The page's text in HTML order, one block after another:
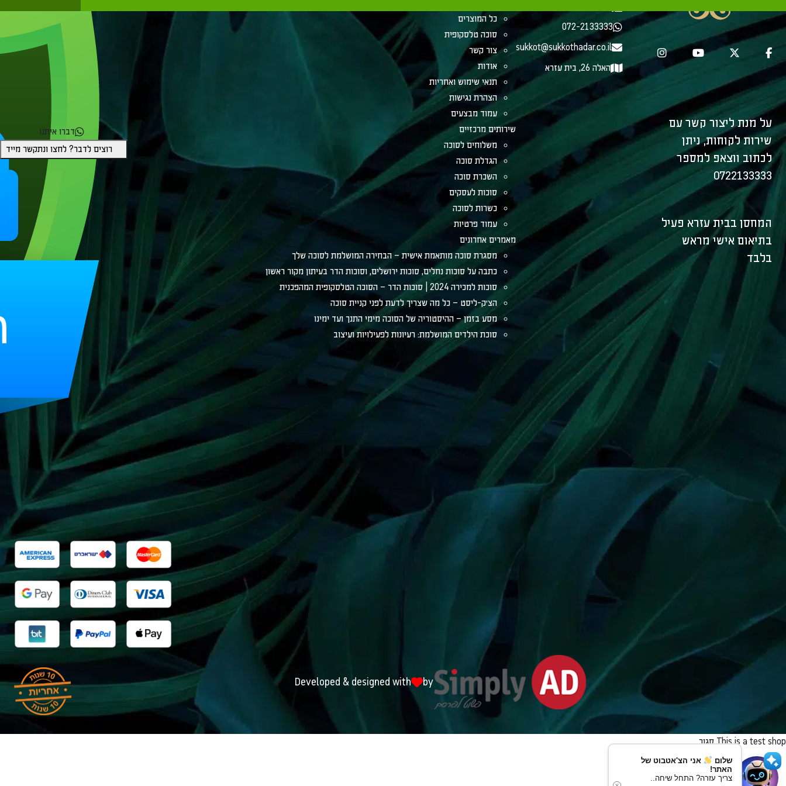
על מנת ליצור קשר עם
שירות לקוחות, ניתן
לכתוב ווצאפ למספר
0722133333
המחסן בבית עזרא פעיל
בתיאום אישי מראש
בלבד
072-2133333
sukkot@sukkothadar.co.il
האלה 26, בית עזרא
כל המוצרים
סוכה טלסקופית
צור קשר
אודות
תנאי שימוש ואחריות
הצהרת נגישות
עמוד מבצעים
שירותים מרכזיים
משלוחים לסוכה
הגדלת סוכה
השכרת סוכה
סוכות לעסקים
כשרות לסוכה
עמוד פרטיות
מאמרים אחרונים
מסגרת סוכה מותאמת אישית – הבחירה המושלמת לסוכה שלך
כתבה על סוכות נחלים, סוכות ירושלים, וסוכות הדר בעיתון מקור ראשון
סוכות למכירה 2024 | סוכות הדר – הסוכה הטלסקופית המהפכנית
הצ׳ק-ליסט – כל מה שצריך לדעת לפני קניית סוכה
מסע בזמן – ההיסטוריה של הסוכה מימי התנך ועד ימינו
סוכת הילדים המושלמת: רעיונות לפעילויות ועיצוב
Developed & designed with by
דברו איתנו
רוצים לדבר? לחצו ונתקשר מייד
This is a test shopסגור
שלום
אני הצ'אטבוט של
האתר!
צריך עזרה? התחל שיחה..